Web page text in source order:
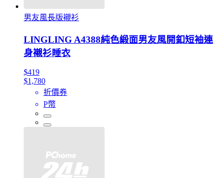
男友風長版襯衫
LINGLING A4388純色緞面男友風開釦短袖連
身襯衫睡衣
$419
$1,780
折價券
P幣